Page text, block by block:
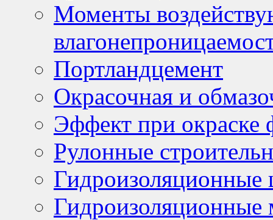
Моменты
Портландцемент
Окрасочная и
Эффект при окраске
Рулонные
Гидроизоляционные
Гидроизоляционные